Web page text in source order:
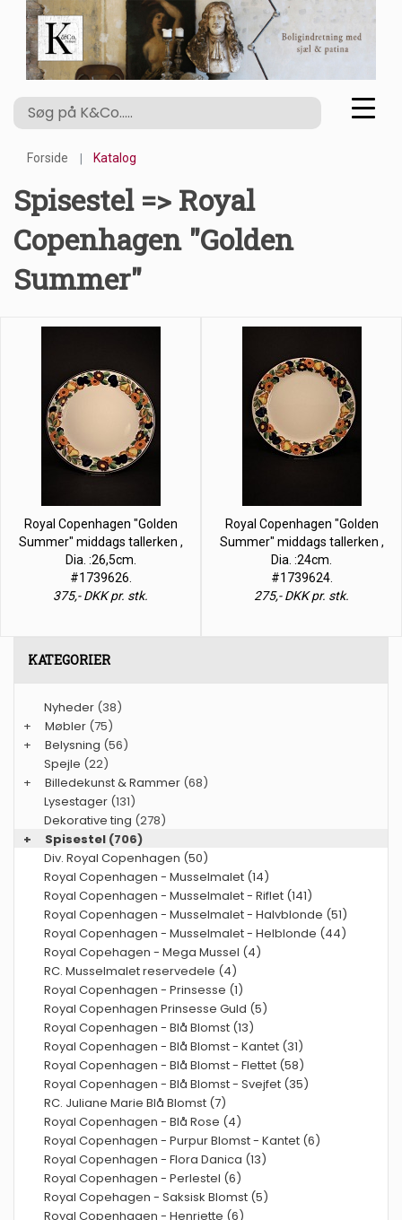
Forside Katalog
Spisestel => Royal
Copenhagen "Golden
Summer"
Royal Copenhagen "Golden
Summer" middags tallerken ,
Dia. :26,5cm.
#1739626.
375,- DKK pr. stk.
Royal Copenhagen "Golden
Summer" middags tallerken ,
Dia. :24cm.
#1739624.
275,- DKK pr. stk.
KATEGORIER
Nyheder (38)
+
Møbler (75)
+
Belysning (56)
Spejle (22)
+
Billedekunst & Rammer (68)
Lysestager (131)
Dekorative ting (278)
+
Spisestel (706)
Div. Royal Copenhagen (50)
Royal Copenhagen - Musselmalet (14)
Royal Copenhagen - Musselmalet - Riflet (141)
Royal Copenhagen - Musselmalet - Halvblonde (51)
Royal Copenhagen - Musselmalet - Helblonde (44)
Royal Copehagen - Mega Mussel (4)
RC. Musselmalet reservedele (4)
Royal Copenhagen - Prinsesse (1)
Royal Copenhagen Prinsesse Guld (5)
Royal Copenhagen - Blå Blomst (13)
Royal Copenhagen - Blå Blomst - Kantet (31)
Royal Copenhagen - Blå Blomst - Flettet (58)
Royal Copenhagen - Blå Blomst - Svejfet (35)
RC. Juliane Marie Blå Blomst (7)
Royal Copenhagen - Blå Rose (4)
Royal Copenhagen - Purpur Blomst - Kantet (6)
Royal Copenhagen - Flora Danica (13)
Royal Copenhagen - Perlestel (6)
Royal Copehagen - Saksisk Blomst (5)
Royal Copenhagen - Henriette (6)